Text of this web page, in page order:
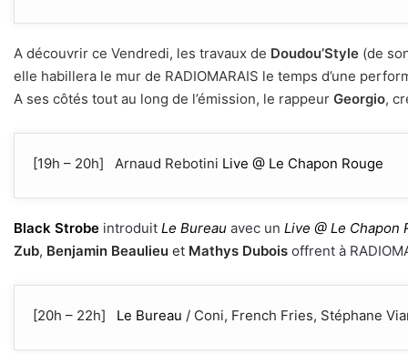
A découvrir ce Vendredi, les travaux de Doudou’Style (de
elle habillera le mur de RADIOMARAIS le temps d’une
A ses côtés tout au long de l’émission, le rappeur Georgio,
[19h – 20h] Arnaud Rebotini Live @ Le Chapon Rouge
Black Strobe introduit Le Bureau avec un Live @ Le Chapon
Zub, Benjamin Beaulieu et Mathys Dubois offrent à
[20h – 22h] Le Bureau / Coni, French Fries, Stéphane